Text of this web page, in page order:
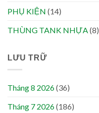
PHỤ KIỆN (14)
THÙNG TANK NHỰA(8)
LƯU TRỮ
Tháng 8 2026(36)
Tháng 7 2026(186)